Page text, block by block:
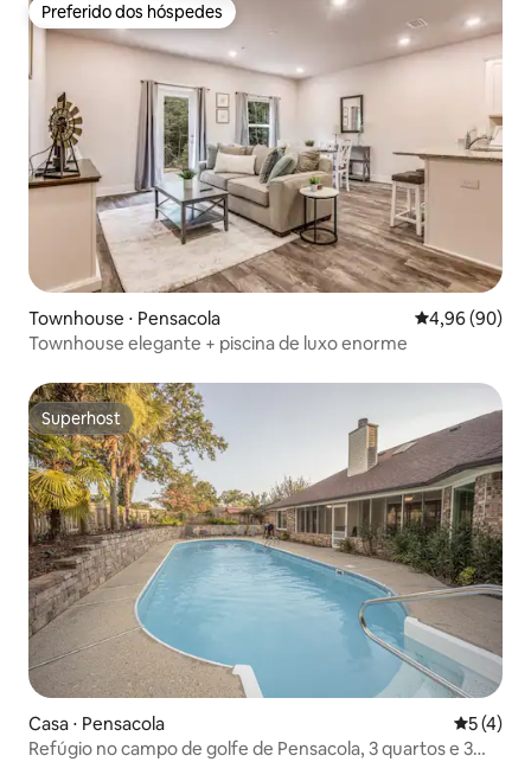
Preferido dos hóspedes
Preferido dos hóspedes
Townhouse ⋅ Pensacola 4,96 de uma
4,96 (90)
Townhouse elegante + piscina de luxo enorme
Superhost
Superhost
Casa ⋅ Pensacola 5 de
5 (4)
Refúgio no campo de golfe de Pensacola, 3 quartos e 3